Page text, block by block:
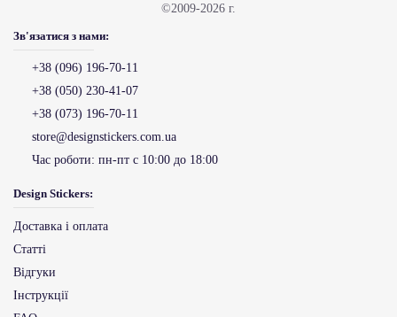
©2009-2026 г.
Зв'язатися з нами:
+38 (096) 196-70-11
+38 (050) 230-41-07
+38 (073) 196-70-11
store@designstickers.com.ua
Час роботи: пн-пт с 10:00 до 18:00
Design Stickers:
Доставка і оплата
Статті
Відгуки
Інструкції